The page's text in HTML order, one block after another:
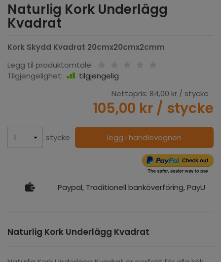
Naturlig Kork Underlägg
Kvadrat
Kork Skydd Kvadrat 20cmx20cmx2cmm
Legg til produktomtale:
Tilgjengelighet:
tilgjengelig
Nettopris: 84,00 kr / stycke
105,00 kr / stycke
stycke legg i handlevognen
Paypal, Traditionell banköverföring, PayU
Naturlig Kork Underlägg Kvadrat